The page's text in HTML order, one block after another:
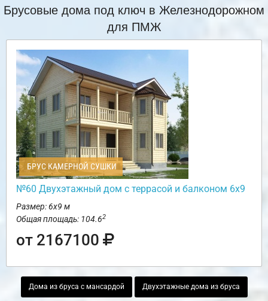
Брусовые дома под ключ в Железнодорожном
для ПМЖ
БРУС КАМЕРНОЙ СУШКИ
№60 Двухэтажный дом с террасой и балконом 6х9
Размер: 6х9 м
Общая площадь: 104.62
от 2167100
Дома из бруса с мансардой Двухэтажные дома из бруса